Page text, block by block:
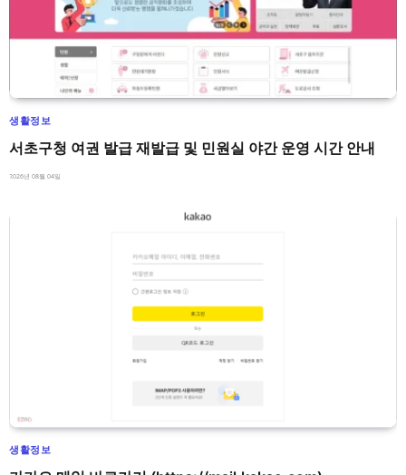
생활정보
서초구청 여권 발급 재발급 및 민원실 야간 운영 시간 안내
2026년 08월 04일
생활정보